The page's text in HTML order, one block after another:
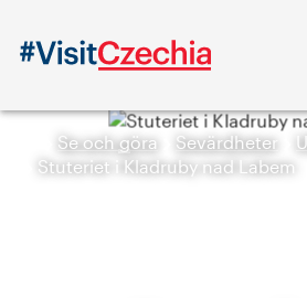
Se och göra Sevärdheter
Stuteriet i Kladruby nad Labem